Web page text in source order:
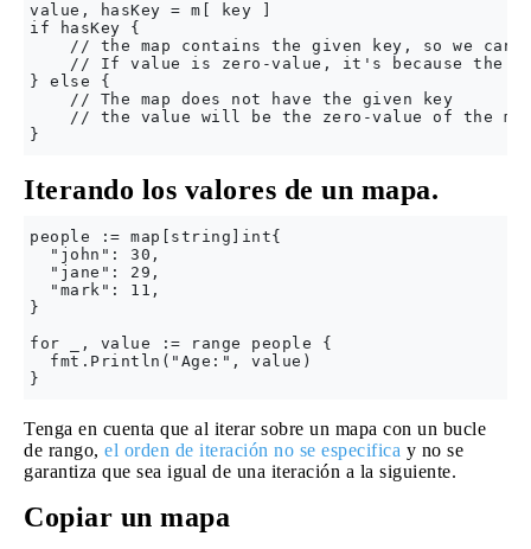
value, hasKey = m[ key ]
if hasKey {
// the map contains the given key, so we can
// If value is zero-value, it's because the
} else {
    // The map does not have the given key
// the value will be the zero-value of the
Iterando los valores de un mapa.
people := map[string]int{
  "john": 30,
  "jane": 29,
  "mark": 11,
}
for _, value := range people {
  fmt.Println("Age:", value)
Tenga en cuenta que al iterar sobre un mapa con un bucle
de rango, el orden de iteración no se especifica y no se
garantiza que sea igual de una iteración a la siguiente.
Copiar un mapa